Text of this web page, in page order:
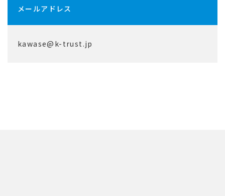
メールアドレス
kawase@k-trust.jp